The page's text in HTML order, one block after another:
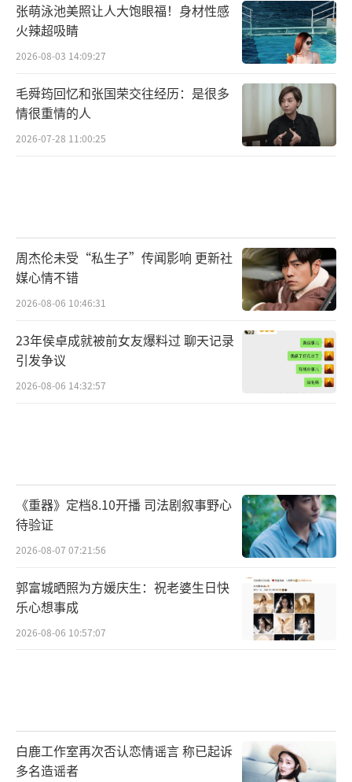
张萌泳池美照让人大饱眼福！身材性感
火辣超吸睛
2026-08-03 14:09:27
毛舜筠回忆和张国荣交往经历：是很多
情很重情的人
2026-07-28 11:00:25
周杰伦未受“私生子”传闻影响 更新社
媒心情不错
2026-08-06 10:46:31
23年侯卓成就被前女友爆料过 聊天记录
引发争议
2026-08-06 14:32:57
《重器》定档8.10开播 司法剧叙事野心
待验证
2026-08-07 07:21:56
郭富城晒照为方媛庆生：祝老婆生日快
乐心想事成
2026-08-06 10:57:07
白鹿工作室再次否认恋情谣言 称已起诉
多名造谣者